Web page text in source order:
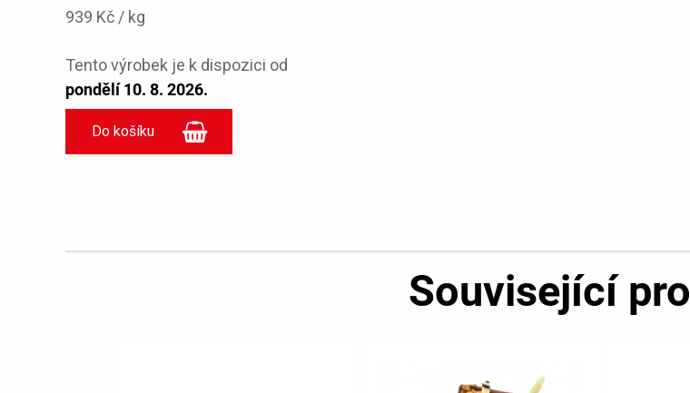
939 Kč / kg
Tento výrobek je k dispozici od
pondělí 10. 8. 2026.
Související